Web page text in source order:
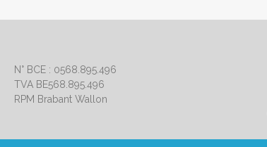
N° BCE : 0568.895.496
TVA BE568.895.496
RPM Brabant Wallon